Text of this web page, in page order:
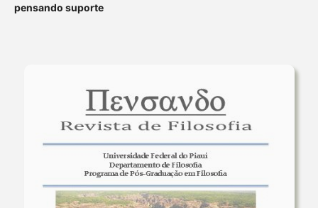
pensando suporte